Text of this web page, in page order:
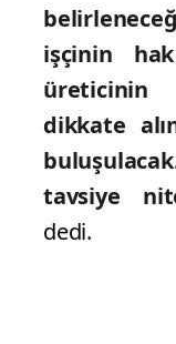
işçinin
dikkate
tavsiye
dedi.